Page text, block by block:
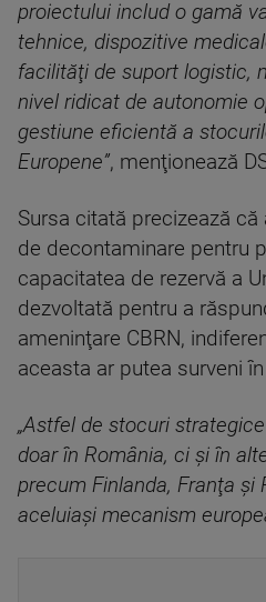
proiectului includ o gamă
tehnice, dispozitive
facilităţi de suport logistic,
nivel ridicat de autonomie
gestiune eficientă a
Europene”, menţionează
Sursa citată precizează
de decontaminare pentru
capacitatea de rezervă a
dezvoltată pentru a
ameninţare CBRN,
aceasta ar putea surveni
„Astfel de stocuri
doar în România, ci şi în
precum Finlanda, Franţa şi
aceluiaşi mecanism